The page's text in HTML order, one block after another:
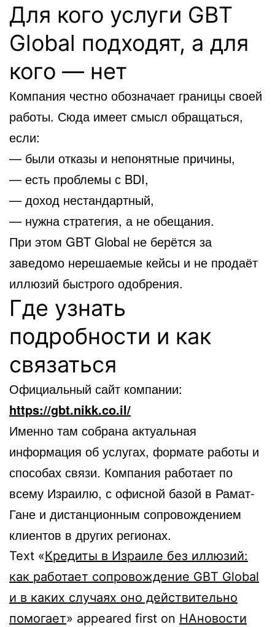
Для кого услуги GBT
Global подходят, а для
кого — нет
Компания честно обозначает границы своей
работы. Сюда имеет смысл обращаться,
если:
— были отказы и непонятные причины,
— есть проблемы с BDI,
— доход нестандартный,
— нужна стратегия, а не обещания.
При этом GBT Global не берётся за
заведомо нерешаемые кейсы и не продаёт
иллюзий быстрого одобрения.
Где узнать
подробности и как
связаться
Официальный сайт компании:
https://gbt.nikk.co.il/
Именно там собрана актуальная
информация об услугах, формате работы и
способах связи. Компания работает по
всему Израилю, с офисной базой в Рамат-
Гане и дистанционным сопровождением
клиентов в других регионах.
Text «Кредиты в Израиле без иллюзий:
как работает сопровождение GBT Global
и в каких случаях оно действительно
помогает» appeared first on НАновости